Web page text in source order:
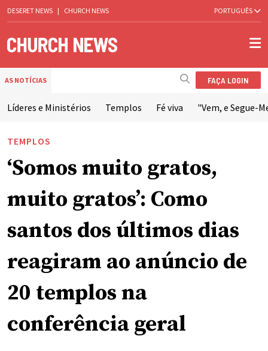
DESERET NEWS | CHURCH NEWS PORTUGUÊS
AS NOTÍCIAS FAÇA LOGIN
Líderes e Ministérios Templos Fé viva "Vem, e Segue-
TEMPLOS
‘Somos muito gratos,
muito gratos’: Como
santos dos últimos dias
reagiram ao anúncio de
20 templos na
conferência geral